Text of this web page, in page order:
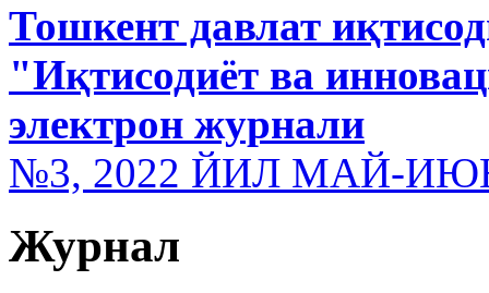
Тошкент давлат
"Иқтисодиёт ва
электрон журнали
№3, 2022 ЙИЛ МАЙ-
Журнал